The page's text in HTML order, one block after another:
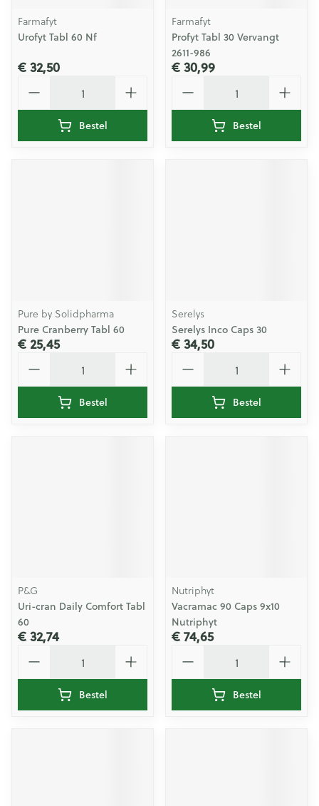
Farmafyt
Urofyt Tabl 60 Nf
€ 32,50
Bestel
Farmafyt
Profyt Tabl 30 Vervangt
2611-986
€ 30,99
Bestel
Pure by Solidpharma
Pure Cranberry Tabl 60
€ 25,45
Bestel
Serelys
Serelys Inco Caps 30
€ 34,50
Bestel
P&G
Uri-cran Daily Comfort Tabl
60
€ 32,74
Bestel
Nutriphyt
Vacramac 90 Caps 9x10
Nutriphyt
€ 74,65
Bestel